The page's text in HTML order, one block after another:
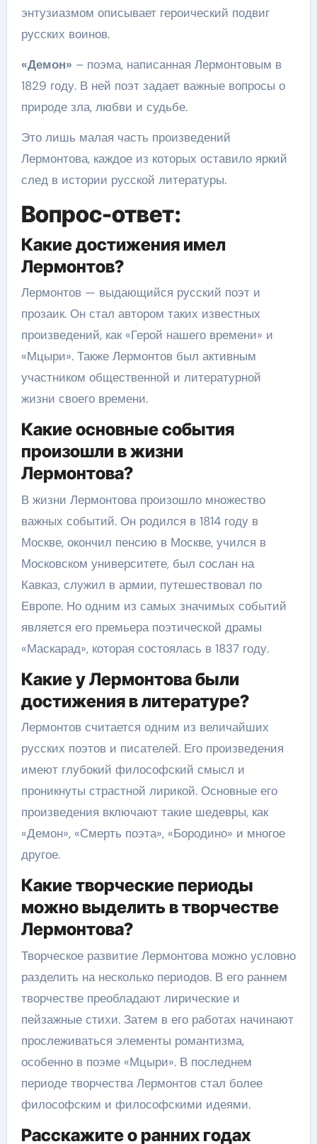
энтузиазмом описывает героический подвиг
русских воинов.
«Демон» – поэма, написанная Лермонтовым в
1829 году. В ней поэт задает важные вопросы о
природе зла, любви и судьбе.
Это лишь малая часть произведений
Лермонтова, каждое из которых оставило яркий
след в истории русской литературы.
Вопрос-ответ:
Какие достижения имел
Лермонтов?
Лермонтов — выдающийся русский поэт и
прозаик. Он стал автором таких известных
произведений, как «Герой нашего времени» и
«Мцыри». Также Лермонтов был активным
участником общественной и литературной
жизни своего времени.
Какие основные события
произошли в жизни
Лермонтова?
В жизни Лермонтова произошло множество
важных событий. Он родился в 1814 году в
Москве, окончил пенсию в Москве, учился в
Московском университете, был сослан на
Кавказ, служил в армии, путешествовал по
Европе. Но одним из самых значимых событий
является его премьера поэтической драмы
«Маскарад», которая состоялась в 1837 году.
Какие у Лермонтова были
достижения в литературе?
Лермонтов считается одним из величайших
русских поэтов и писателей. Его произведения
имеют глубокий философский смысл и
проникнуты страстной лирикой. Основные его
произведения включают такие шедевры, как
«Демон», «Смерть поэта», «Бородино» и многое
другое.
Какие творческие периоды
можно выделить в творчестве
Лермонтова?
Творческое развитие Лермонтова можно условно
разделить на несколько периодов. В его раннем
творчестве преобладают лирические и
пейзажные стихи. Затем в его работах начинают
прослеживаться элементы романтизма,
особенно в поэме «Мцыри». В последнем
периоде творчества Лермонтов стал более
философским и философскими идеями.
Расскажите о ранних годах